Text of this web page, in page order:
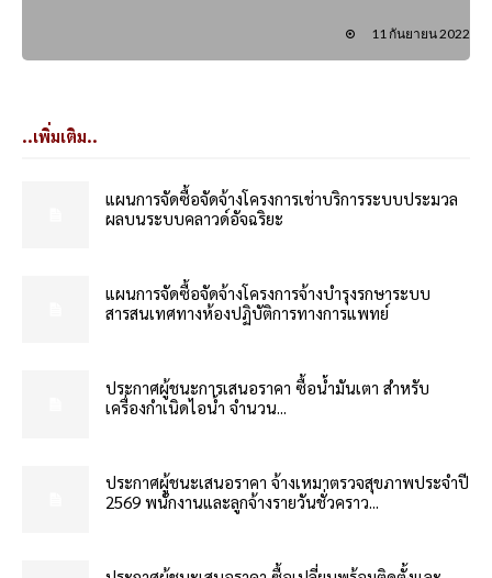
11 กันยายน 2022
..เพิ่มเติม..
แผนการจัดซื้อจัดจ้างโครงการเช่าบริการระบบประมวล
ผลบนระบบคลาวด์อัจฉริยะ
แผนการจัดซื้อจัดจ้างโครงการจ้างบำรุงรกษาระบบ
สารสนเทศทางห้องปฏิบัติการทางการแพทย์
ประกาศผู้ชนะการเสนอราคา ซื้อน้ำมันเตา สำหรับ
เครื่องกำเนิดไอน้ำ จำนวน...
ประกาศผู้ชนะเสนอราคา จ้างเหมาตรวจสุขภาพประจำปี
2569 พนักงานและลูกจ้างรายวันชั่วคราว...